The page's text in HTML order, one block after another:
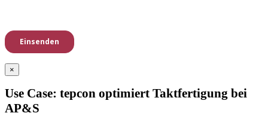
×
Use Case: tepcon optimiert Taktfertigung bei
AP&S​